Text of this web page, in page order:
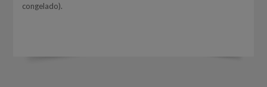
congelado).